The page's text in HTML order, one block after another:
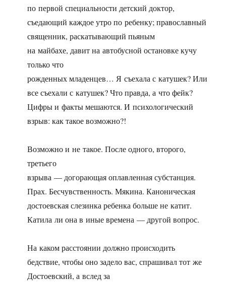
по первой специальности детский доктор,
съедающий каждое утро по ребенку; православный
священник, раскатывающий пьяным
на майбахе, давит на автобусной остановке кучу
только что
рожденных младенцев… Я съехала с катушек? Или
все съехали с катушек? Что правда, а что фейк?
Цифры и факты мешаются. И психологический
взрыв: как такое возможно?!
Возможно и не такое. После одного, второго,
третьего
взрыва — догорающая оплавленная субстанция.
Прах. Бесчувственность. Мякина. Каноническая
достоевская слезинка ребенка больше не катит.
Катила ли она в иные времена — другой вопрос.
На каком расстоянии должно происходить
бедствие, чтобы оно задело вас, спрашивал тот же
Достоевский, а вслед за